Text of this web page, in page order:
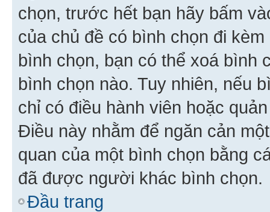
chọn, trước hết bạn hãy bấm
của chủ đề có bình chọn đi
bình chọn, bạn có thể xoá bình
bình chọn nào. Tuy nhiên, nếu
chỉ có điều hành viên hoặc
Điều này nhằm để ngăn cản
quan của một bình chọn bằng
đã được người khác bình chọn.
Đầu trang